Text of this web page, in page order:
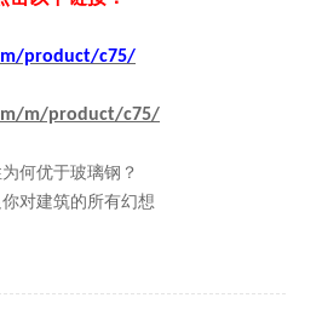
product/c75/
m/product/c75/
何优于玻璃钢？
对建筑的所有幻想